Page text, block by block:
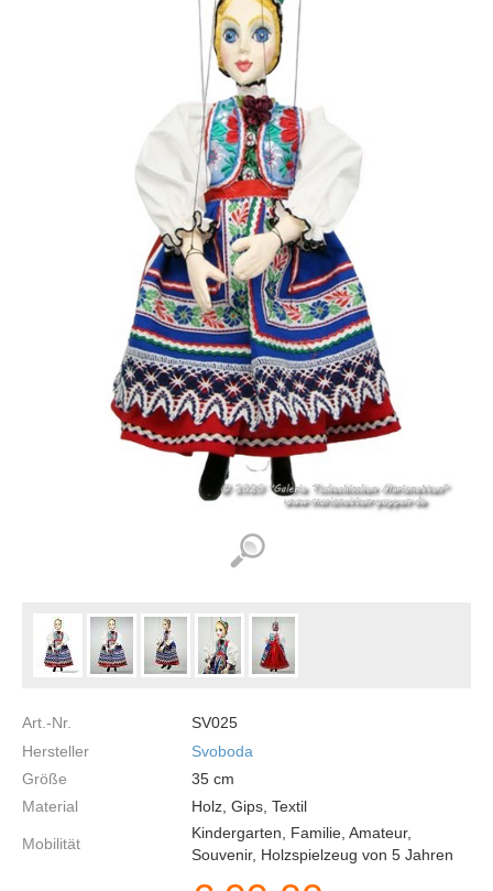
Art.-Nr.
SV025
Hersteller
Svoboda
Größe
35 cm
Material
Holz, Gips, Textil
Mobilität
Kindergarten, Familie, Amateur,
Souvenir, Holzspielzeug von 5 Jahren